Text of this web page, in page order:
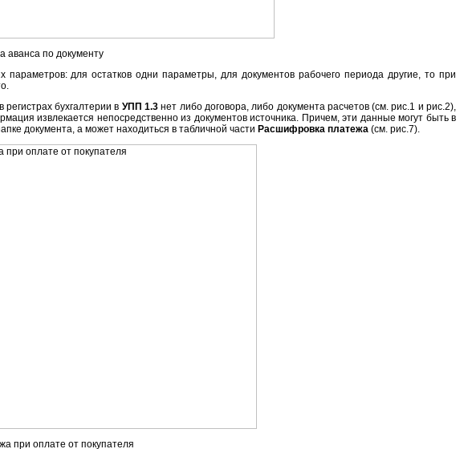
аванса по документу
для остатков одни параметры, для документов рабочего периода другие, то при
бухгалтерии в УПП 1.3 нет либо договора, либо документа расчетов (см. рис.1 и рис.2),
извлекается непосредственно из документов источника. Причем, эти данные могут быть в
документа, а может находиться в табличной части Расшифровка платежа (см. рис.7).
при оплате от покупателя